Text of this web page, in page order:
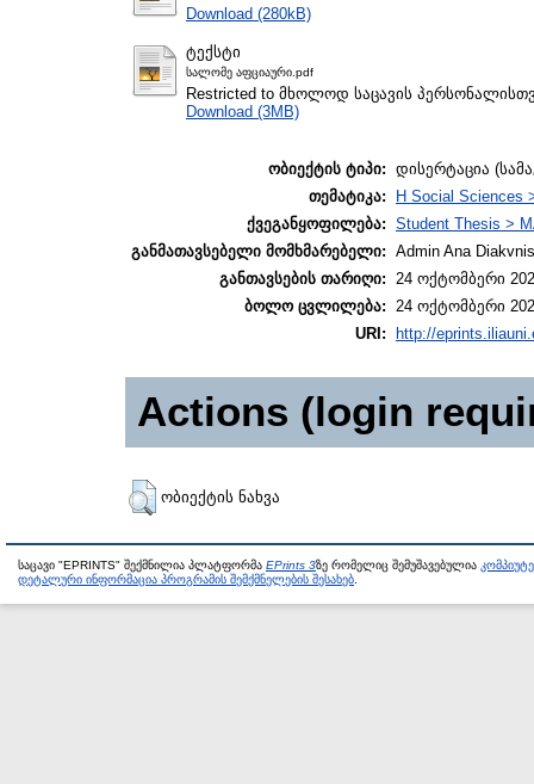
Download (280kB)
ტექსტი
სალომე აფციაური.pdf
Restricted to მხოლოდ საცავის
Download (3MB)
ობიექტის ტიპი: დისერტაცია
თემატიკა:
H Social Sciences
ქვეგანყოფილება: Student Thesis >
განმათავსებელი მომხმარებელი: Admin Ana
განთავსების თარიღი: 24 ოქტომბერი
ბოლო ცვლილება: 24 ოქტომბერი
URI:
http://
Actions (login
ობიექტის ნახვა
საცავი "EPRINTS" შექმნილია პლატფორმა EPrints 3ზე რომელიც შემუშავებულია
დეტალური ინფორმაცია პროგრამის შემქმნელების შესახებ.